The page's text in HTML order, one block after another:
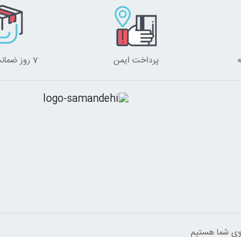
پرداخت ایمن 7 روز ضمانت برگشت